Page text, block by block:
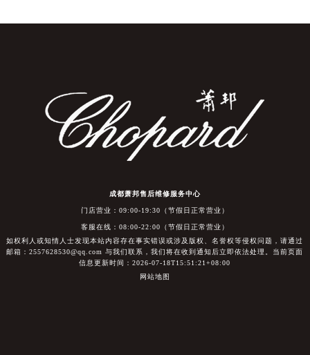
成都萧邦售后维修服务中心
门店营业：09:00-19:30（节假日正常营业）
客服在线：08:00-22:00（节假日正常营业）
如权利人或知情人士发现本站内容存在事实错误或涉及版权、名誉权等侵权问题，请通过
邮箱：2557628530@qq.com 与我们联系，我们将在收到通知后立即依法处理。当前页面
信息更新时间：2026-07-18T15:51:21+08:00
网站地图